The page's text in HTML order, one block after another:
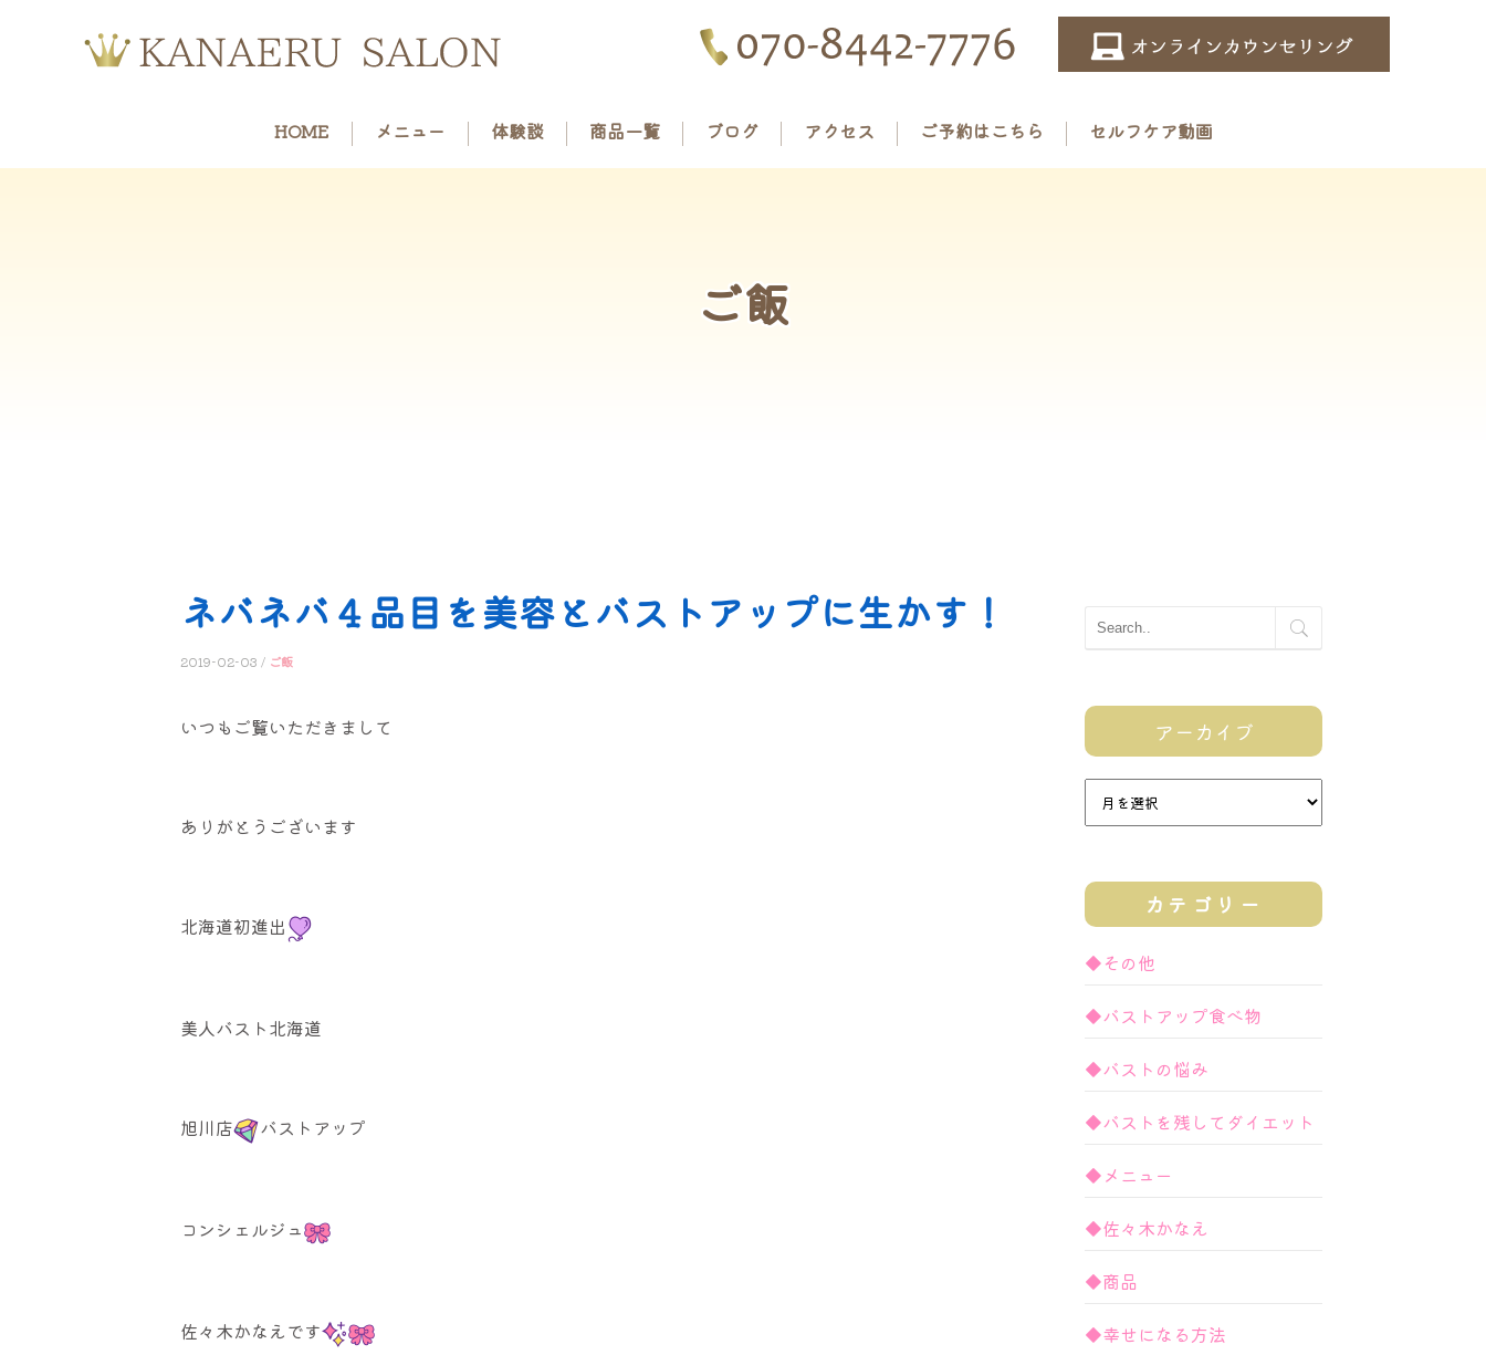
HOME メニュー 体験談 商品一覧 ブログ アクセス ご予約はこちら セルフケア動画
ご飯
ネバネバ４品目を美容とバストアップに生かす！
2019-02-03 / ご飯
いつもご覧いただきまして
ありがとうございます
北海道初進出
美人バスト北海道
旭川店 バストアップ
コンシェルジュ
佐々木かなえです
アーカイブ
カテゴリー
◆その他
◆バストアップ食べ物
◆バストの悩み
◆バストを残してダイエット
◆メニュー
◆佐々木かなえ
◆商品
◆幸せになる方法